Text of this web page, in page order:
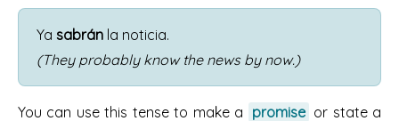
Ya sabrán la noticia.
(They probably know the news by now.)
You can use this tense to make a promise or state a